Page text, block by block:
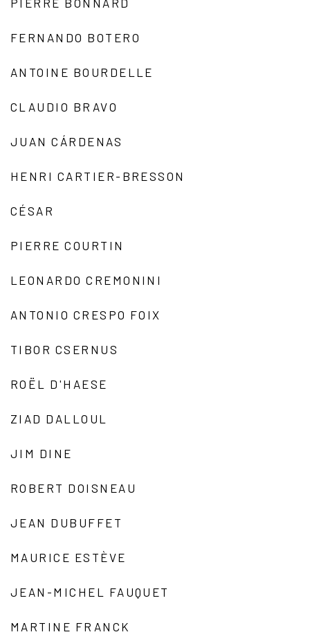
FERNANDO BOTERO
ANTOINE BOURDELLE
CLAUDIO BRAVO
JUAN CÁRDENAS
HENRI CARTIER-BRESSON
CÉSAR
PIERRE COURTIN
LEONARDO CREMONINI
ANTONIO CRESPO FOIX
TIBOR CSERNUS
ROËL D'HAESE
ZIAD DALLOUL
JIM DINE
ROBERT DOISNEAU
JEAN DUBUFFET
MAURICE ESTÈVE
JEAN-MICHEL FAUQUET
MARTINE FRANCK